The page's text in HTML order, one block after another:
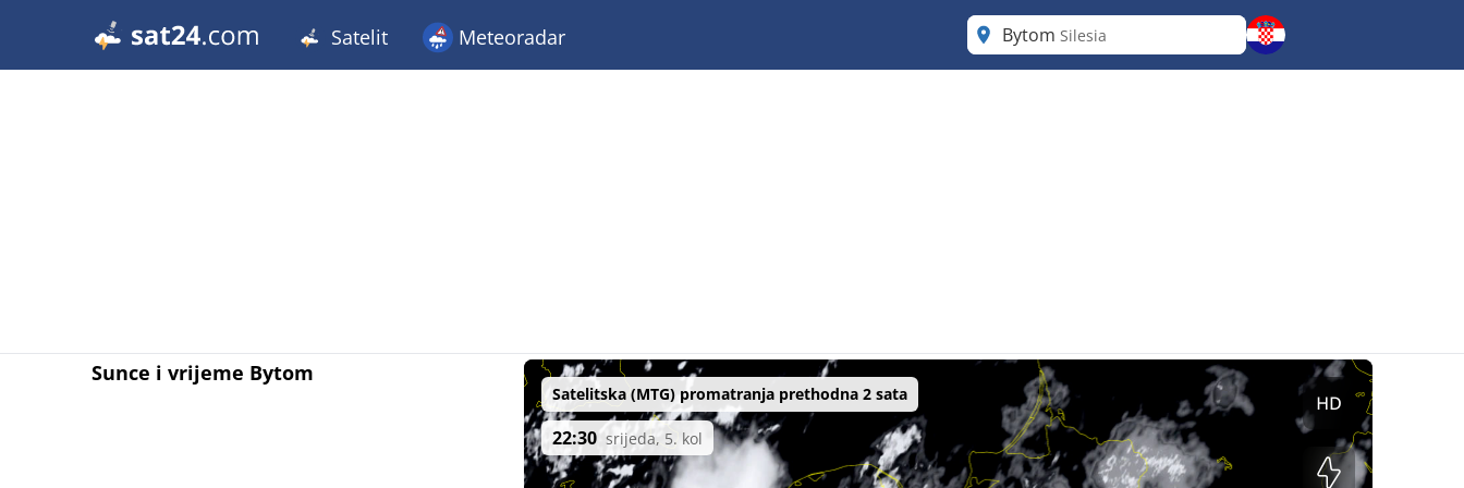
Satelit Meteoradar Bytom Silesia
Sunce i vrijeme Bytom
Satelitska (MTG) promatranja prethodna 2 sata
22:30 srijeda, 5. kol